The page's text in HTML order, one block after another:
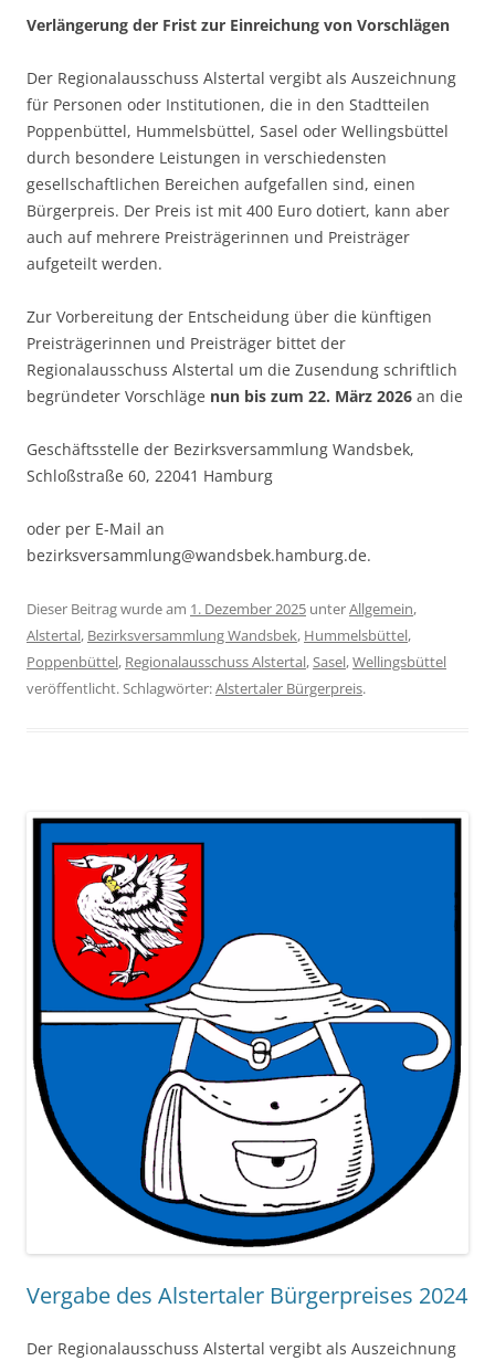
Verlängerung der Frist zur Einreichung von Vorschlägen
Der Regionalausschuss Alstertal vergibt als Auszeichnung
für Personen oder Institutionen, die in den Stadtteilen
Poppenbüttel, Hummelsbüttel, Sasel oder Wellingsbüttel
durch besondere Leistungen in verschiedensten
gesellschaftlichen Bereichen aufgefallen sind, einen
Bürgerpreis. Der Preis ist mit 400 Euro dotiert, kann aber
auch auf mehrere Preisträgerinnen und Preisträger
aufgeteilt werden.
Zur Vorbereitung der Entscheidung über die künftigen
Preisträgerinnen und Preisträger bittet der
Regionalausschuss Alstertal um die Zusendung schriftlich
begründeter Vorschläge nun bis zum 22. März 2026 an die
Geschäftsstelle der Bezirksversammlung Wandsbek,
Schloßstraße 60, 22041 Hamburg
oder per E-Mail an
bezirksversammlung@wandsbek.hamburg.de.
Dieser Beitrag wurde am 1. Dezember 2025 unterAllgemein,
Alstertal, Bezirksversammlung Wandsbek, Hummelsbüttel,
Poppenbüttel, Regionalausschuss Alstertal,Sasel,Wellingsbüttel
veröffentlicht. Schlagwörter:Alstertaler Bürgerpreis.
Vergabe des Alstertaler Bürgerpreises 2024
Der Regionalausschuss Alstertal vergibt als Auszeichnung